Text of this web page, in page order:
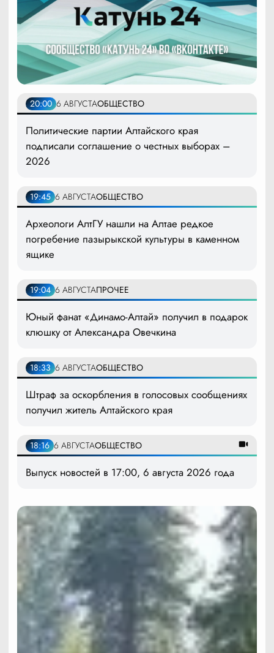
20:00 6 АВГУСТАОБЩЕСТВО
Политические партии Алтайского края
подписали соглашение о честных выборах –
2026
19:45 6 АВГУСТАОБЩЕСТВО
Археологи АлтГУ нашли на Алтае редкое
погребение пазырыкской культуры в каменном
ящике
19:04 6 АВГУСТАПРОЧЕЕ
Юный фанат «Динамо-Алтай» получил в подарок
клюшку от Александра Овечкина
18:33 6 АВГУСТАОБЩЕСТВО
Штраф за оскорбления в голосовых сообщениях
получил житель Алтайского края
18:16 6 АВГУСТАОБЩЕСТВО
Выпуск новостей в 17:00, 6 августа 2026 года